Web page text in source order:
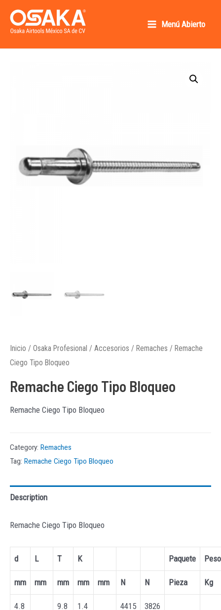
Menú Abierto
Inicio / Osaka Profesional / Accesorios / Remaches / Remache
Ciego Tipo Bloqueo
Remache Ciego Tipo Bloqueo
Remache Ciego Tipo Bloqueo
Category: Remaches
Tag: Remache Ciego Tipo Bloqueo
Description
Remache Ciego Tipo Bloqueo
d L T K Paquete Peso
mm mm mm mm mm N N Pieza Kg
4.8
9.8 1.4 4415
3826